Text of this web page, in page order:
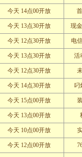
今天 14点00开放
今天 13点30开放 现
今天 12点30开放 电
今天 13点30开放 活
今天 12点30开放
今天 14点30开放 叼
今天 15点00开放
今天 13点00开放
今天 10点00开放
今天 12点00开放